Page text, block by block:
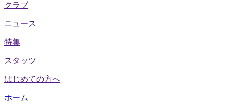
クラブ
ニュース
特集
スタッツ
はじめての方へ
ホーム